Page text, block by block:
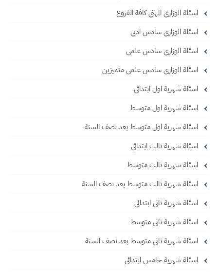
اسئلة الوزاري المهني كافة الفروع
اسئلة الوزاري سادس ادبي
اسئلة الوزاري سادس علمي
اسئلة الوزاري سادس علمي متميزين
اسئلة شهرية اول ابتدائي
اسئلة شهرية اول متوسط
اسئلة شهرية اول متوسط بعد نصف السنة
اسئلة شهرية ثالث ابتدائي
اسئلة شهرية ثالث متوسط
اسئلة شهرية ثالث متوسط بعد نصف السنة
اسئلة شهرية ثاني ابتدائي
اسئلة شهرية ثاني متوسط
اسئلة شهرية ثاني متوسط بعد نصف السنة
اسئلة شهرية خامس ابتدائي